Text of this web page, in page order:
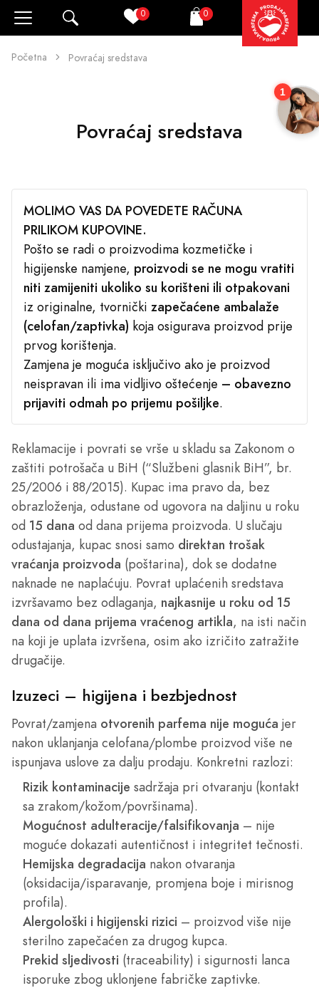
0 Korpa
0
Početna Povraćaj sredstava
Povraćaj sredstava
MOLIMO VAS DA POVEDETE RAČUNA
PRILIKOM KUPOVINE.
Pošto se radi o proizvodima kozmetičke i
higijenske namjene, proizvodi se ne mogu vratiti
niti zamijeniti ukoliko su korišteni ili otpakovani
iz originalne, tvornički zapečaćene ambalaže
(celofan/zaptivka) koja osigurava proizvod prije
prvog korištenja.
Zamjena je moguća isključivo ako je proizvod
neispravan ili ima vidljivo oštećenje – obavezno
prijaviti odmah po prijemu pošiljke.
Reklamacije i povrati se vrše u skladu sa Zakonom o
zaštiti potrošača u BiH (“Službeni glasnik BiH”, br.
25/2006 i 88/2015). Kupac ima pravo da, bez
obrazloženja, odustane od ugovora na daljinu u roku
od 15 dana od dana prijema proizvoda. U slučaju
odustajanja, kupac snosi samo direktan trošak
vraćanja proizvoda (poštarina), dok se dodatne
naknade ne naplaćuju. Povrat uplaćenih sredstava
izvršavamo bez odlaganja, najkasnije u roku od 15
dana od dana prijema vraćenog artikla, na isti način
na koji je uplata izvršena, osim ako izričito zatražite
drugačije.
Izuzeci – higijena i bezbjednost
Povrat/zamjena otvorenih parfema nije moguća jer
nakon uklanjanja celofana/plombe proizvod više ne
ispunjava uslove za dalju prodaju. Konkretni razlozi:
Rizik kontaminacije sadržaja pri otvaranju (kontakt
sa zrakom/kožom/površinama).
Mogućnost adulteracije/falsifikovanja – nije
moguće dokazati autentičnost i integritet tečnosti.
Hemijska degradacija nakon otvaranja
(oksidacija/isparavanje, promjena boje i mirisnog
profila).
Alergološki i higijenski rizici – proizvod više nije
sterilno zapečaćen za drugog kupca.
Prekid sljedivosti (traceability) i sigurnosti lanca
isporuke zbog uklonjene fabričke zaptivke.
1